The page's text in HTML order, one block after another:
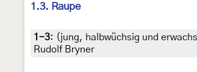
1.3. Raupe
1-3: (jung, halbwüchsig und
Rudolf Bryner